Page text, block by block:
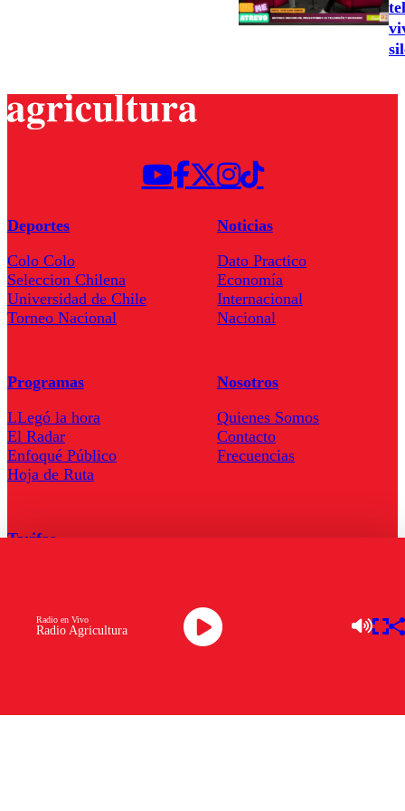
Radio Agricultura
Radio en Vivo
Deportes
Colo Colo
Seleccion Chilena
Universidad de Chile
Torneo Nacional
Noticias
Dato Practico
Economía
Internacional
Nacional
Programas
LLegó la hora
El Radar
Enfoqué Público
Hoja de Ruta
Nosotros
Quienes Somos
Contacto
Frecuencias
Tarifas
Descarga la APP